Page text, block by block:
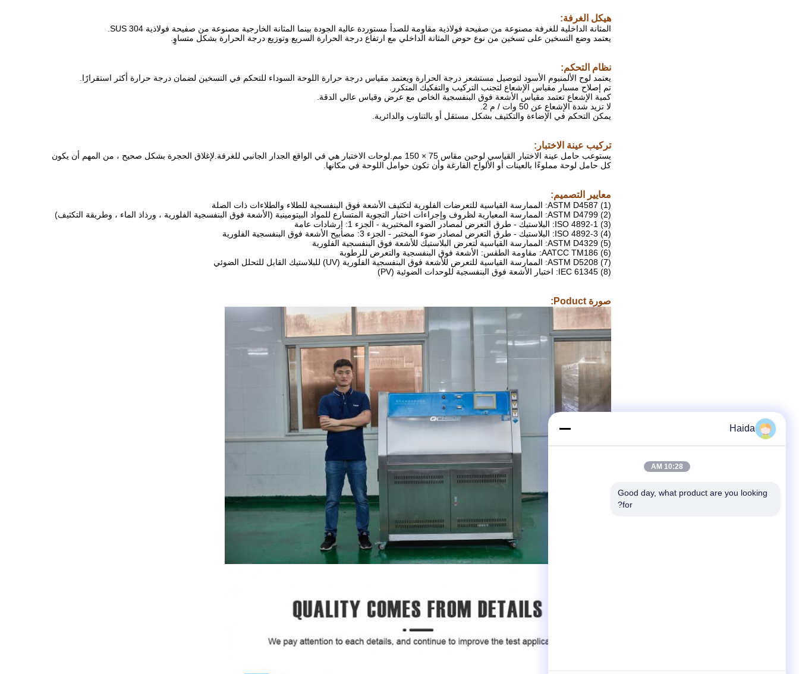
هيكل الغرفة:
المثانة الداخلية للغرفة مصنوعة من صفيحة فولاذية مقاومة للصدأ مستوردة عالية الجودة بينما المثانة الخارجية مصنوعة من صفيحة فولاذية SUS 304.
يعتمد وضع التسخين على تسخين من نوع حوض المثانة الداخلي مع ارتفاع درجة الحرارة السريع وتوزيع درجة الحرارة بشكل متساوٍ.
نظام التحكم:
يعتمد لوح الألمنيوم الأسود لتوصيل مستشعر درجة الحرارة ويعتمد مقياس درجة حرارة اللوحة السوداء للتحكم في التسخين لضمان درجة حرارة أكثر استقرارًا.
تم إصلاح مسبار مقياس الإشعاع لتجنب التركيب والتفكيك المتكرر.
كمية الإشعاع تعتمد مقياس الأشعة فوق البنفسجية الخاص مع عرض وقياس عالي الدقة.
لا تزيد شدة الإشعاع عن 50 وات / م 2.
يمكن التحكم في الإضاءة والتكثيف بشكل مستقل أو بالتناوب والدائرية.
تركيب عينة الاختبار:
يستوعب حامل عينة الاختبار القياسي لوحين مقاس 75 × 150 مم.لوحات الاختبار هي في الواقع الجدار الجانبي للغرفة.لإغلاق الحجرة بشكل صحيح ، من المهم أن يكون
كل حامل لوحة مملوءًا بالعينات أو الألواح الفارغة وأن تكون حوامل اللوحة في مكانها.
معايير التصميم:
(1) ASTM D4587: الممارسة القياسية للتعرضات الفلورية لتكثيف الأشعة فوق البنفسجية للطلاء والطلاءات ذات الصلة
(2) ASTM D4799: الممارسة المعيارية لظروف وإجراءات اختبار التجوية المتسارع للمواد البيتومينية (الأشعة فوق البنفسجية الفلورية ، ورذاذ الماء ، وطريقة التكثيف)
(3) ISO 4892-1: البلاستيك - طرق التعرض لمصادر الضوء المختبرية - الجزء 1: إرشادات عامة
(4) ISO 4892-3: البلاستيك - طرق التعرض لمصادر ضوء المختبر - الجزء 3: مصابيح الأشعة فوق البنفسجية الفلورية
(5) ASTM D4329: الممارسة القياسية لتعرض البلاستيك للأشعة فوق البنفسجية الفلورية
(6) AATCC TM186: مقاومة الطقس: الأشعة فوق البنفسجية والتعرض للرطوبة
(7) ASTM D5208: الممارسة القياسية للتعرض للأشعة فوق البنفسجية الفلورية (UV) للبلاستيك القابل للتحلل الضوئي
(8) IEC 61345: اختبار الأشعة فوق البنفسجية للوحدات الضوئية (PV)
صورة Poduct:
Haida
10:28 AM
Good day, what product are you looking
for?